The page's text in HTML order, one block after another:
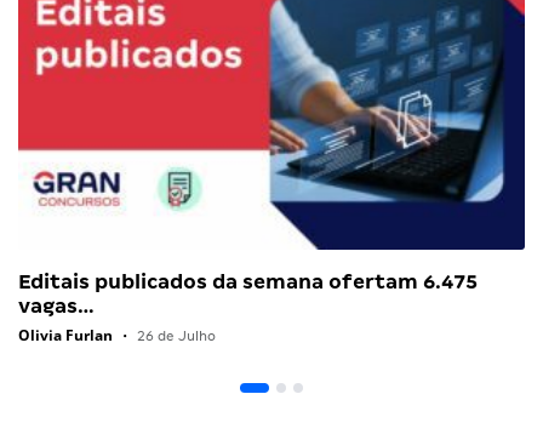
Editais publicados da semana ofertam 6.475
vagas…
Olivia Furlan • 26 de Julho